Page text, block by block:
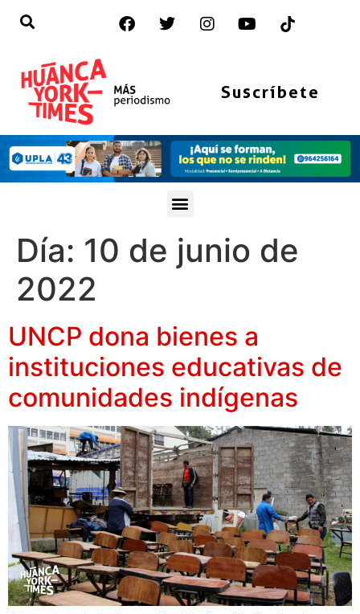
Suscríbete
Día: 10 de junio de
2022
UNCP dona bienes a
instituciones educativas de
comunidades indígenas